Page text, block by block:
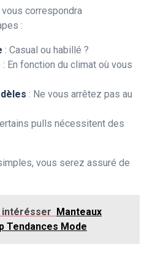
correspondra
:
: Casual ou habillé ?
: En fonction du climat où vous
: Ne vous arrêtez pas au
pulls nécessitent des
vous serez assuré de
intérésser Manteaux
Tendances Mode